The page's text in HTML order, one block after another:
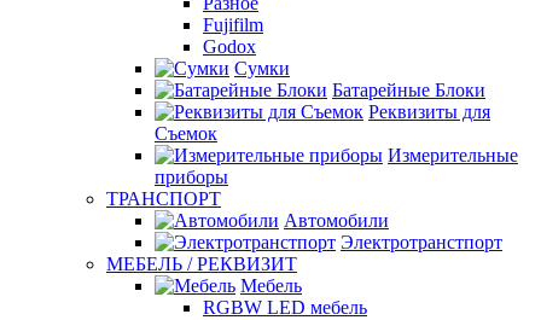
Fujifilm
Godox
Сумки
Батарейные Блоки
Реквизиты для
Съемок
Измерительные
приборы
ТРАНСПОРТ
Автомобили
Электротранстпорт
МЕБЕЛЬ / РЕКВИЗИТ
Мебель
RGBW LED мебель